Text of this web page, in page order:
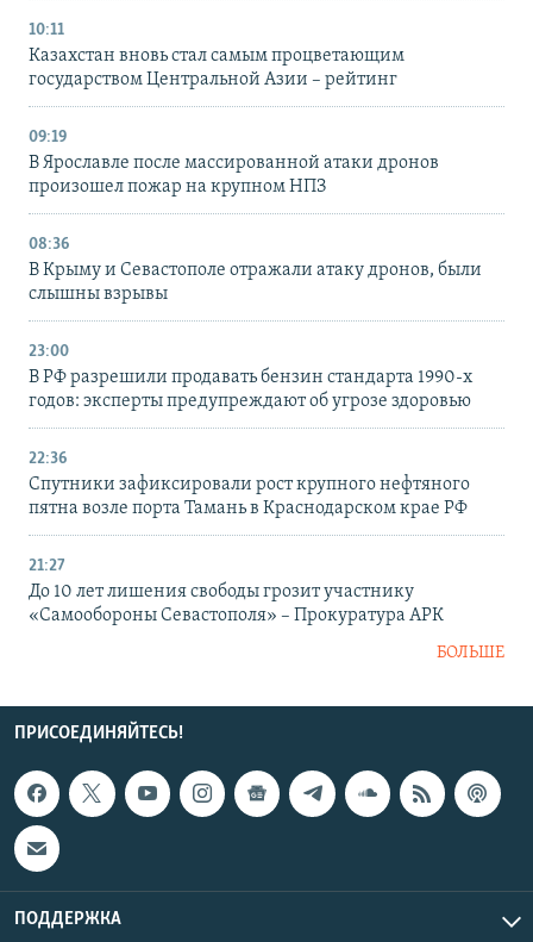
10:11
Казахстан вновь стал самым процветающим
государством Центральной Азии – рейтинг
09:19
В Ярославле после массированной атаки дронов
произошел пожар на крупном НПЗ
08:36
В Крыму и Севастополе отражали атаку дронов, были
слышны взрывы
23:00
В РФ разрешили продавать бензин стандарта 1990-х
годов: эксперты предупреждают об угрозе здоровью
22:36
Спутники зафиксировали рост крупного нефтяного
пятна возле порта Тамань в Краснодарском крае РФ
21:27
До 10 лет лишения свободы грозит участнику
«Самообороны Севастополя» – Прокуратура АРК
БОЛЬШЕ
ПРИСОЕДИНЯЙТЕСЬ!
ПОДДЕРЖКА